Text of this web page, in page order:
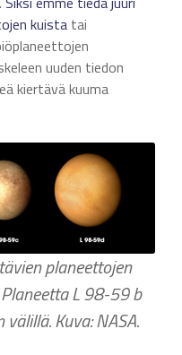
kuista tai
uuden tiedon
kiertävä kuuma
planeettojen
L 98-59 b
Kuva: NASA.